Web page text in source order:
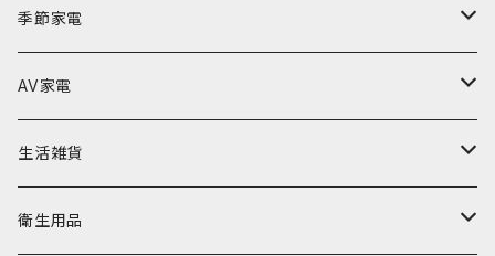
ACアダプター
Lightningケーブル
Type-Cケーブル
モバイルタップ
ケース・保護フィルム
iPhone13
空気清浄機
翻訳機
筆談機
掃除・清掃
季節家電
扇風機
加湿器
AV家電
テレビ・モニター
BD・DVDプレーヤー
生活雑貨
クッション
衛生用品